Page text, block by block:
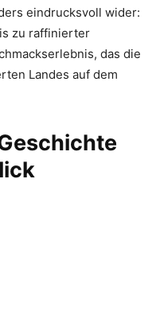
eindrucksvoll wider:
zu raffinierter
das die
Landes auf dem